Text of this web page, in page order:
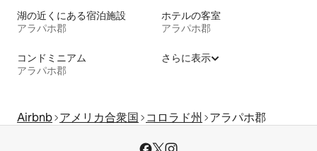
湖の近くにある宿泊施設
アラパホ郡
ホテルの客室
アラパホ郡
コンドミニアム
アラパホ郡
さらに表示
Airbnb アメリカ合衆国 コロラド州 アラパホ郡